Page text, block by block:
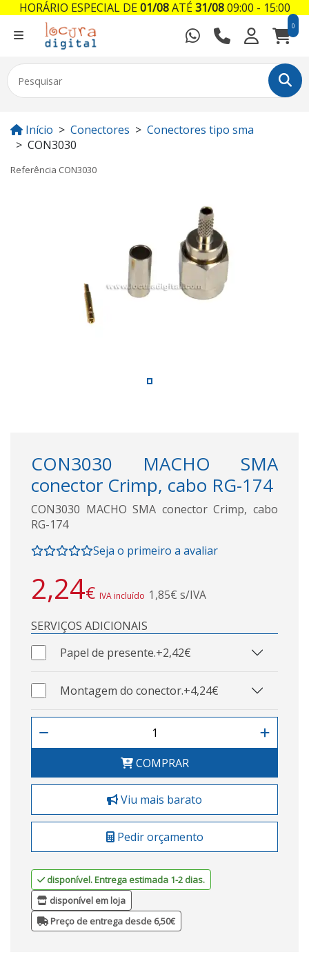
0
Início Conectores
Conectores tipo sma
CON3030
Referência CON3030
CON3030 MACHO SMA
conector Crimp, cabo RG-174
CON3030 MACHO SMA conector Crimp, cabo
RG-174
Seja o primeiro a avaliar
2,24€ IVA incluído 1,85€ s/IVA
SERVIÇOS ADICIONAIS
Papel de presente.+2,42€
Montagem do conector.+4,24€
COMPRAR
Viu mais barato
Pedir orçamento
disponível. Entrega estimada 1-2 dias.
disponível em loja
Preço de entrega desde 6,50€
HORÁRIO ESPECIAL DE01/08ATÉ31/0809:00 - 15:00